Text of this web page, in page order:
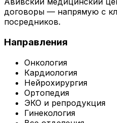
договоры — напрямую с
посредников.
Направления
Онкология
Кардиология
Нейрохирургия
Ортопедия
ЭКО и репродукция
Гинекология